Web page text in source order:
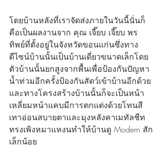
โดยบ้านหลังที่เราจัดส่งภายในวันนี้นั่นก็
คือเป็นผลงานจาก คุณ เจี๊ยบ เจี๊ยบ พร
ทิพย์ที่ตั้งอยู่ในจังหวัดขอนแก่นซึ่งทาง
ดีไซน์บ้านนั้นเป็นบ้านเดี่ยวขนาดเล็กโดย
ตัวบ้านนั้นยกสูงจากพื้นเพื่อป้องกันปัญหา
น้ำท่วมอีกครั้งป้องกันสัตว์เข้าบ้านอีกด้วย
และทางโครงสร้างบ้านนั้นก็จะเป็นหน้า
เหลี่ยมหน้าแคบมีการตกแต่งด้วยโทนสี
เทาอ่อนสบายตาและมุงหลังคาเมทัลชีท
ทรงเพิงหมาแหงนทำให้บ้านดู Modern สัก
เล็กน้อย